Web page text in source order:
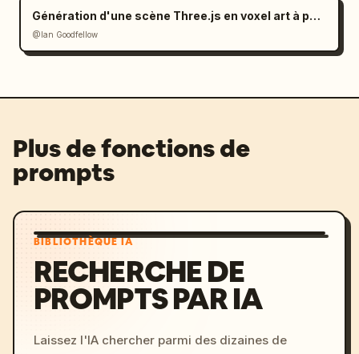
Génération d'une scène Three.js en voxel art à partir d'une image (prompt)
@Ian Goodfellow
Plus de fonctions de
prompts
BIBLIOTHÈQUE IA
RECHERCHE DE
PROMPTS PAR IA
Laissez l'IA chercher parmi des dizaines de